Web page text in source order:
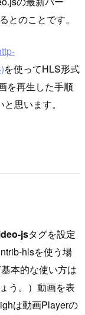
とのことです。
を使ってHLS形式
を再生した手順
思います。
jsタグを設定
hlsを使う場
本的な使い方は
う。）動画を表
は動画Playerの